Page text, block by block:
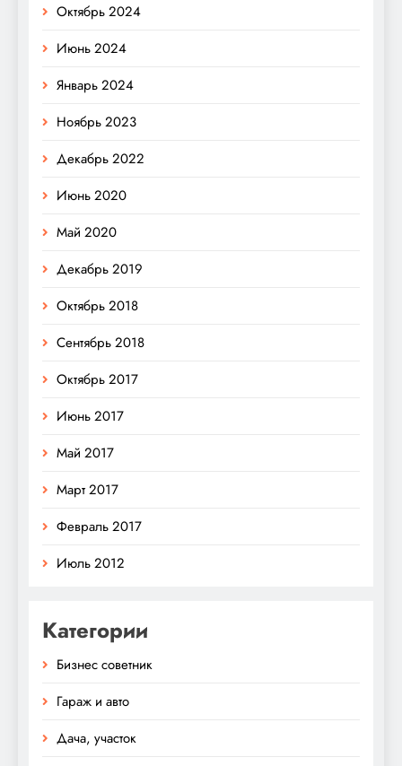
Октябрь 2024
Июнь 2024
Январь 2024
Ноябрь 2023
Декабрь 2022
Июнь 2020
Май 2020
Декабрь 2019
Октябрь 2018
Сентябрь 2018
Октябрь 2017
Июнь 2017
Май 2017
Март 2017
Февраль 2017
Июль 2012
Категории
Бизнес советник
Гараж и авто
Дача, участок